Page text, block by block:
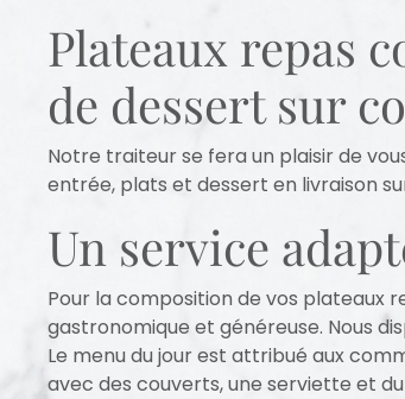
Plateaux repas
de dessert sur
Notre traiteur se fera un plaisir de
entrée, plats et dessert en livraison
Un service
Pour la composition de vos plateaux
gastronomique et généreuse. Nous
Le menu du jour est attribué aux
avec des couverts, une serviette et